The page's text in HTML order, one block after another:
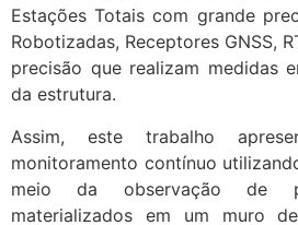
Estações Totais com grande
Robotizadas, Receptores GNSS,
precisão que realizam medidas
da estrutura.
Assim, este trabalho
monitoramento contínuo
meio da observação de
materializados em um muro